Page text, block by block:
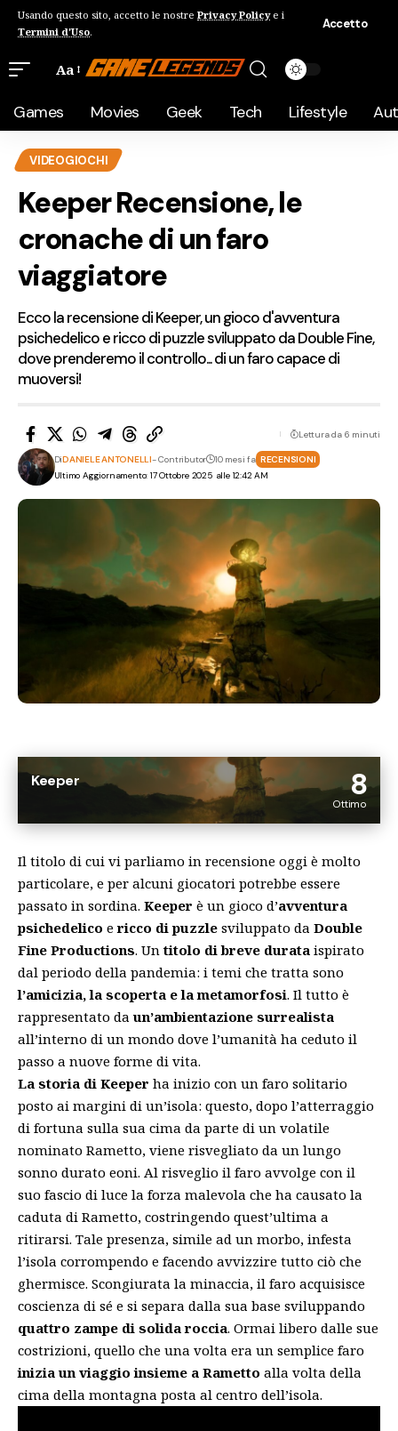
Usando questo sito, accetto le nostre Privacy Policye i
Termini d'Uso.
Accetto
Aa
Games Movies Geek Tech Lifestyle
VIDEOGIOCHI
Keeper Recensione, le
cronache di un faro
viaggiatore
Ecco la recensione di Keeper, un gioco d'avventura
psichedelico e ricco di puzzle sviluppato da Double Fine,
dove prenderemo il controllo... di un faro capace di
muoversi!
Ultimo Aggiornamento: 17 Ottobre 2025 alle 12:42 AM
DiDANIELE ANTONELLI- Contributor 10 mesi fa RECENSIONI
Lettura da 6 minuti
8
Ottimo
Keeper
Il titolo di cui vi parliamo in recensione oggi è molto
particolare, e per alcuni giocatori potrebbe essere
passato in sordina. Keeper è un gioco d’avventura
psichedelico ericco di puzzle sviluppato da Double
Fine Productions. Un titolo di breve durata ispirato
dal periodo della pandemia: i temi che tratta sono
l’amicizia, la scoperta e la metamorfosi. Il tutto è
rappresentato da un’ambientazione surrealista
all’interno di un mondo dove l’umanità ha ceduto il
passo a nuove forme di vita.
La storia di Keeper ha inizio con un faro solitario
posto ai margini di un’isola: questo, dopo l’atterraggio
di fortuna sulla sua cima da parte di un volatile
nominato Rametto, viene risvegliato da un lungo
sonno durato eoni. Al risveglio il faro avvolge con il
suo fascio di luce la forza malevola che ha causato la
caduta di Rametto, costringendo quest’ultima a
ritirarsi. Tale presenza, simile ad un morbo, infesta
l’isola corrompendo e facendo avvizzire tutto ciò che
ghermisce. Scongiurata la minaccia, il faro acquisisce
coscienza di sé e si separa dalla sua base sviluppando
quattro zampe di solida roccia. Ormai libero dalle sue
costrizioni, quello che una volta era un semplice faro
inizia un viaggio insieme a Rametto alla volta della
cima della montagna posta al centro dell’isola.